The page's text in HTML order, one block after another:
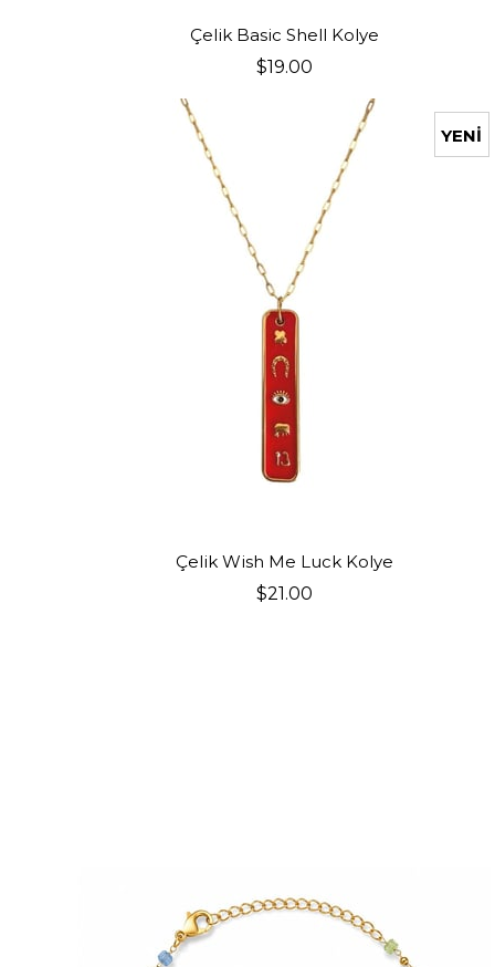
SEPETE EKLE
Çelik Basic Shell Kolye
$19.00
SEPETE EKLE
Çelik Wish Me Luck Kolye
$21.00
YENI